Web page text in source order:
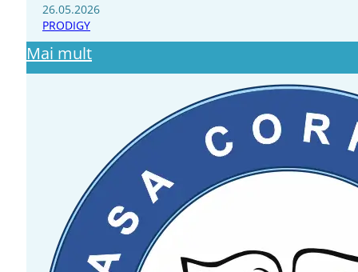
26.05.2026
PRODIGY
Mai mult